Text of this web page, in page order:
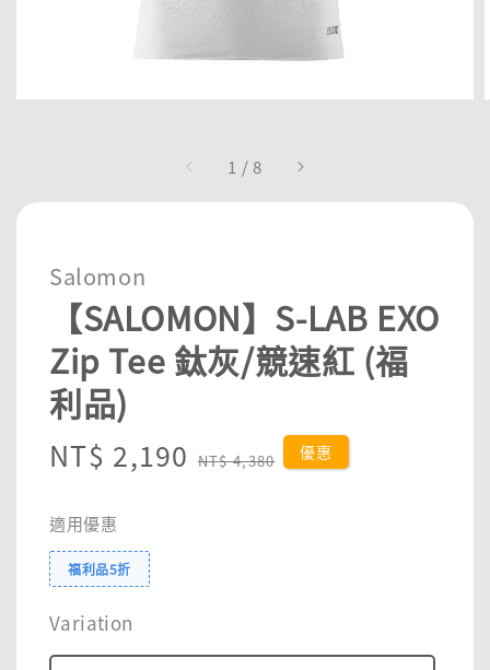
1 /8
Salomon
【SALOMON】S-LAB EXO
Zip Tee 鈦灰/競速紅 (福
利品)
Sale
NT$ 2,190 Regular
NT$ 4,380 優惠
適用優惠
福利品5折
Variation